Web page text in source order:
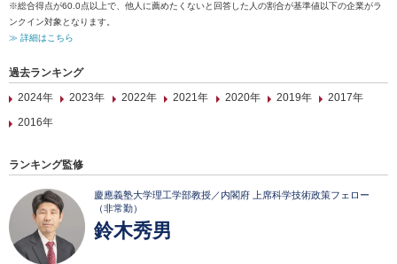
※総合得点が60.0点以上で、他人に薦めたくないと回答した人の割合が基準値以下の企業がラ
ンクイン対象となります。
≫ 詳細はこちら
過去ランキング
2024年
2023年 2022年 2021年 2020年 2019年
2017年
2016年
ランキング監修
慶應義塾大学理工学部教授／内閣府 上席科学技術政策フェロー
（非常勤）
鈴木秀男